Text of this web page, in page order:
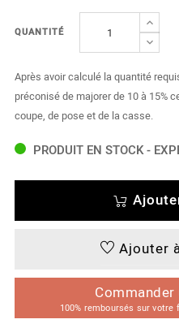
QUANTITÉ
Après avoir calculé la quantité
préconisé de majorer de 10 à 15%
coupe, de pose et de la casse.
PRODUIT EN STOCK -
Ajouter
100% remboursés sur votre